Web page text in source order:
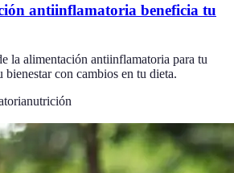
antiinflamatoria beneficia tu
la alimentación antiinflamatoria para tu
con cambios en tu dieta.
nutrición